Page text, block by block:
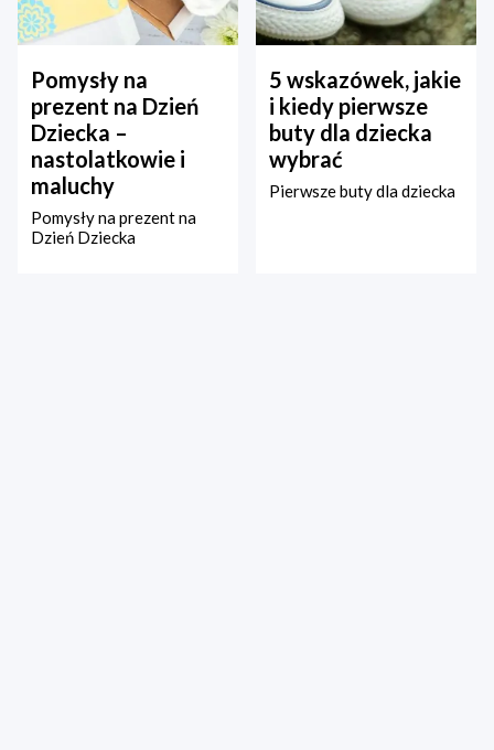
Pomysły na
prezent na Dzień
Dziecka –
nastolatkowie i
maluchy
Pomysły na prezent na
Dzień Dziecka
5 wskazówek, jakie
i kiedy pierwsze
buty dla dziecka
wybrać
Pierwsze buty dla dziecka